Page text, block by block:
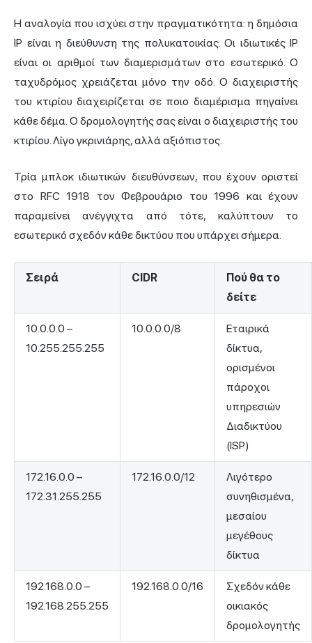
Η αναλογία που ισχύει στην πραγματικότητα: η δημόσια
IP είναι η διεύθυνση της πολυκατοικίας. Οι ιδιωτικές IP
είναι οι αριθμοί των διαμερισμάτων στο εσωτερικό. Ο
ταχυδρόμος χρειάζεται μόνο την οδό. Ο διαχειριστής
του κτιρίου διαχειρίζεται σε ποιο διαμέρισμα πηγαίνει
κάθε δέμα. Ο δρομολογητής σας είναι ο διαχειριστής του
κτιρίου. Λίγο γκρινιάρης, αλλά αξιόπιστος.
Τρία μπλοκ ιδιωτικών διευθύνσεων, που έχουν οριστεί
στο RFC 1918 τον Φεβρουάριο του 1996 και έχουν
παραμείνει ανέγγιχτα από τότε, καλύπτουν το
εσωτερικό σχεδόν κάθε δικτύου που υπάρχει σήμερα.
Σειρά CIDR
Πού θα το
δείτε
10.0.0.0 –
10.255.255.255
10.0.0.0/8
Εταιρικά
δίκτυα,
ορισμένοι
πάροχοι
υπηρεσιών
Διαδικτύου
(ISP)
172.16.0.0 –
172.31.255.255
172.16.0.0/12
Λιγότερο
συνηθισμένα,
μεσαίου
μεγέθους
δίκτυα
192.168.0.0 –
192.168.255.255
192.168.0.0/16
Σχεδόν κάθε
οικιακός
δρομολογητής